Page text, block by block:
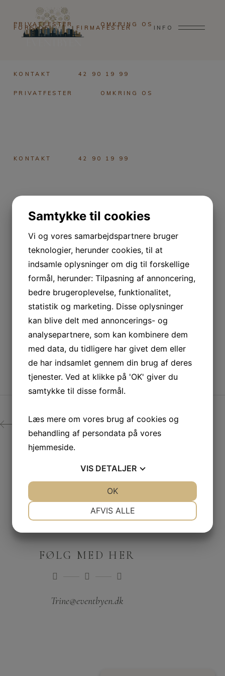
FORSIDE FIRMAFESTER
PRIVATFESTER OMKRING OS
KONTAKT 42 90 19 99
INFO
PRIVATFESTER OMKRING OS
KONTAKT 42 90 19 99
PREV
FØLG MED HER
Trine@eventbyen.dk
Samtykke til cookies
Vi og vores samarbejdspartnere bruger
teknologier, herunder cookies, til at
indsamle oplysninger om dig til forskellige
formål, herunder: Tilpasning af annoncering,
bedre brugeroplevelse, funktionalitet,
statistik og marketing. Disse oplysninger
kan blive delt med annoncerings- og
analysepartnere, som kan kombinere dem
med data, du tidligere har givet dem eller
de har indsamlet gennem din brug af deres
tjenester. Ved at klikke på 'OK' giver du
samtykke til disse formål.
Læs mere om vores brug af cookies og
behandling af persondata på vores
hjemmeside.
VIS DETALJER
PRÆFERENCER
AFVIS ALLE
OK